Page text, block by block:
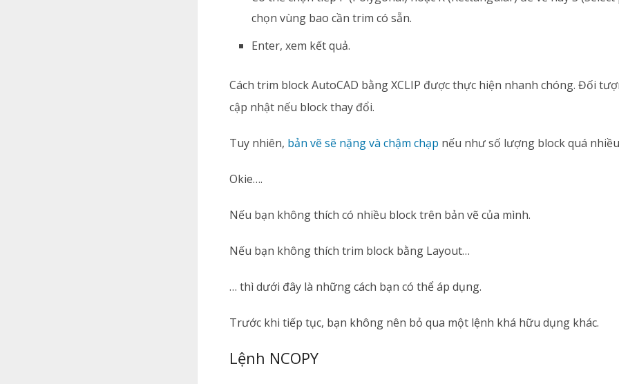
chọn vùng bao cần trim có sẵn.
Enter, xem kết quả.
Cách trim block AutoCAD bằng XCLIP được thực hiện nhanh chóng. Đối
cập nhật nếu block thay đổi.
Tuy nhiên, bản vẽ sẽ nặng và chậm chạp nếu như số lượng block quá
Okie….
Nếu bạn không thích có nhiều block trên bản vẽ của mình.
Nếu bạn không thích trim block bằng Layout…
… thì dưới đây là những cách bạn có thể áp dụng.
Trước khi tiếp tục, bạn không nên bỏ qua một lệnh khá hữu dụng khác.
Lệnh NCOPY